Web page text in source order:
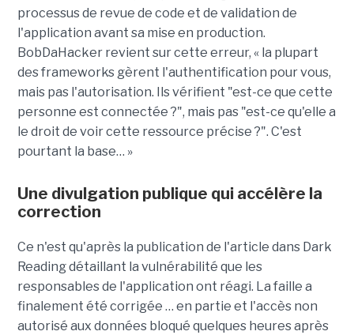
processus de revue de code et de validation de
l'application avant sa mise en production.
BobDaHacker revient sur cette erreur, « la plupart
des frameworks gèrent l'authentification pour vous,
mais pas l'autorisation. Ils vérifient "est-ce que cette
personne est connectée ?", mais pas "est-ce qu'elle a
le droit de voir cette ressource précise ?". C'est
pourtant la base… »
Une divulgation publique qui accélère la
correction
Ce n'est qu'après la publication de l'article dans Dark
Reading détaillant la vulnérabilité que les
responsables de l'application ont réagi. La faille a
finalement été corrigée … en partie et l'accès non
autorisé aux données bloqué quelques heures après